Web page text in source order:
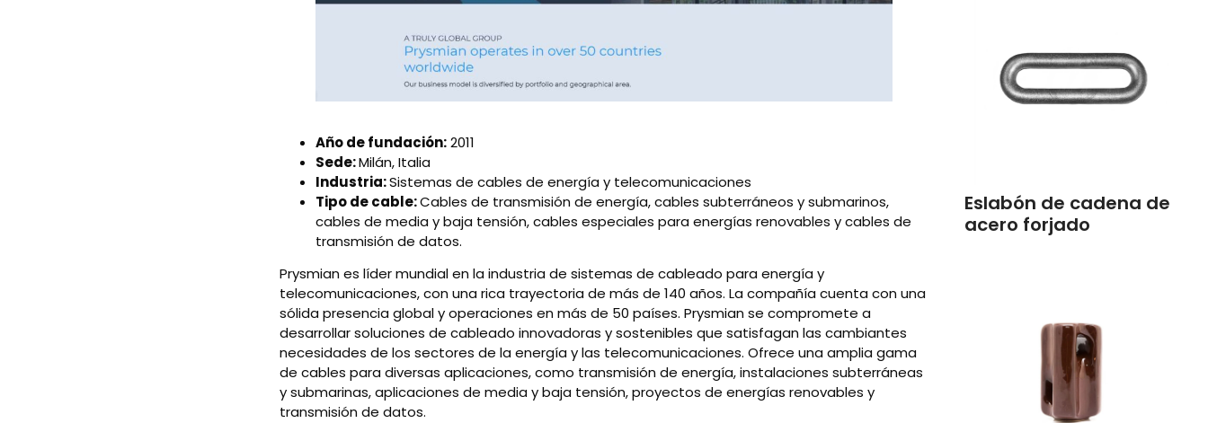
Año de fundación:2011
Sede:Milán, Italia
Industria:Sistemas de cables de energía y telecomunicaciones
Tipo de cable:Cables de transmisión de energía, cables subterráneos y submarinos,
cables de media y baja tensión, cables especiales para energías renovables y cables de
transmisión de datos.
Prysmian es líder mundial en la industria de sistemas de cableado para energía y
telecomunicaciones, con una rica trayectoria de más de 140 años. La compañía cuenta con una
sólida presencia global y operaciones en más de 50 países. Prysmian se compromete a
desarrollar soluciones de cableado innovadoras y sostenibles que satisfagan las cambiantes
necesidades de los sectores de la energía y las telecomunicaciones. Ofrece una amplia gama
de cables para diversas aplicaciones, como transmisión de energía, instalaciones subterráneas
y submarinas, aplicaciones de media y baja tensión, proyectos de energías renovables y
transmisión de datos.
Eslabón de cadena de
acero forjado